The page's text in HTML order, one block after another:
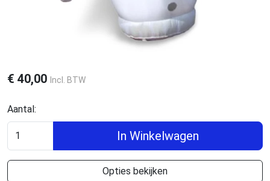
€ 40,00 Incl. BTW
Aantal:
In Winkelwagen
Opties bekijken